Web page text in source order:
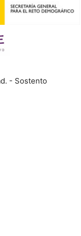
- Sostento